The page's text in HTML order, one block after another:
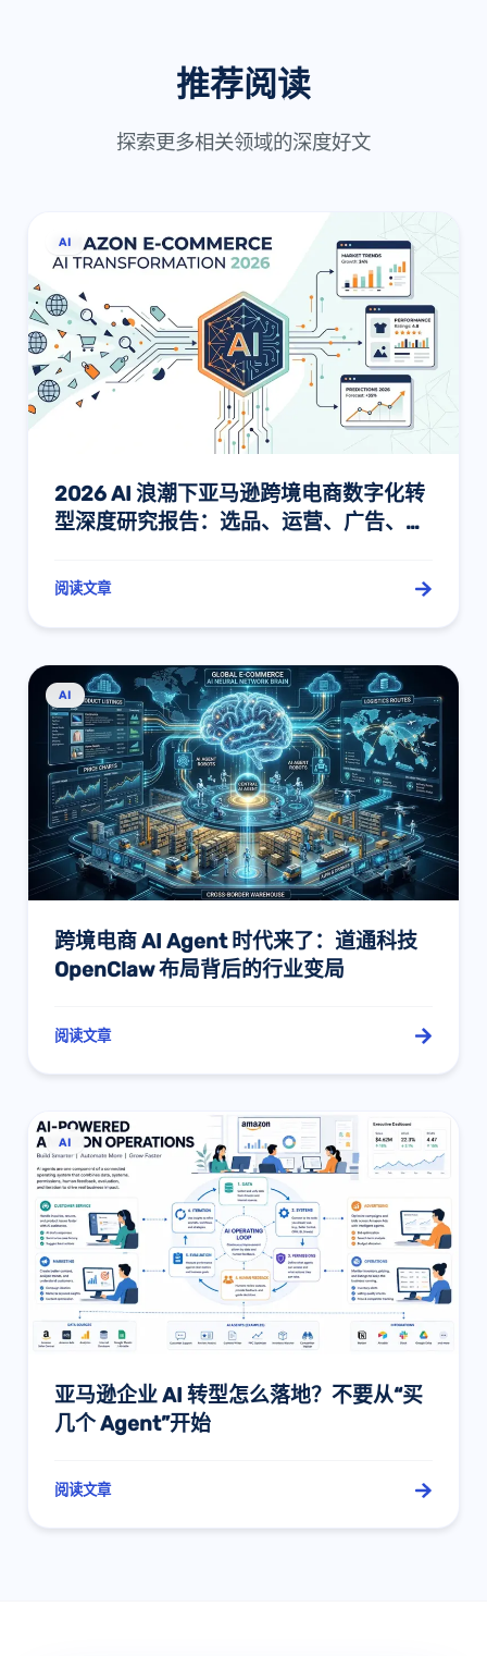
推荐阅读
探索更多相关领域的深度好文
AI
2026 AI 浪潮下亚马逊跨境电商数字化转
型深度研究报告：选品、运营、广告、监
阅读文章
AI
跨境电商 AI Agent 时代来了：道通科技
OpenClaw 布局背后的行业变局
阅读文章
AI
亚马逊企业 AI 转型怎么落地？不要从“买
几个 Agent”开始
阅读文章